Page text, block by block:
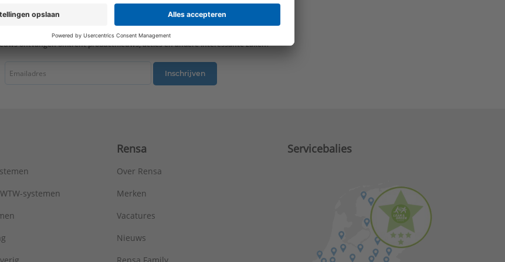
ontvangen omtrent productnieuws, acties en andere interessante zaken?
Inschrijven
systemen
Rensa
Over Rensa
Merken
Vacatures
Nieuws
Servicebalies